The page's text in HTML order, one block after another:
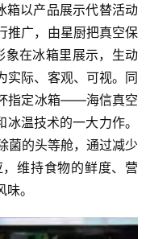
箱以产品展示代替活动
推广，由星厨把真空保
象在冰箱里展示，生动
实际、客观、可视。同
指定冰箱——海信真空
温技术的一大力作。
菌的头等舱，通过减少
维持食物的鲜度、营
。